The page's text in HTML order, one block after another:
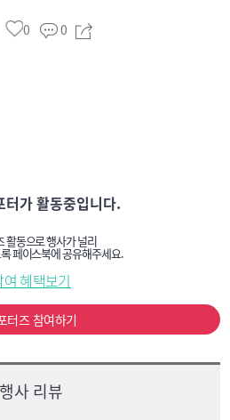
0 0
터가 활동중입니다.
활동으로 행사가 널리
페이스북에 공유해주세요.
여 혜택보기
터즈 참여하기
행사 리뷰